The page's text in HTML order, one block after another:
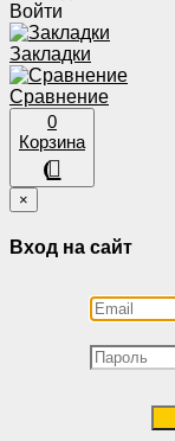
Войти
Закладки
Сравнение
0
Корзина
×
Вход на сайт